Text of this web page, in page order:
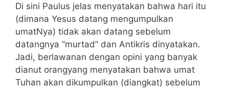
Di sini Paulus jelas menyatakan bahwa hari itu
(dimana Yesus datang mengumpulkan
umatNya) tidak akan datang sebelum
datangnya “murtad” dan Antikris dinyatakan.
Jadi, berlawanan dengan opini yang banyak
dianut orangyang menyatakan bahwa umat
Tuhan akan dikumpulkan (diangkat) sebelum